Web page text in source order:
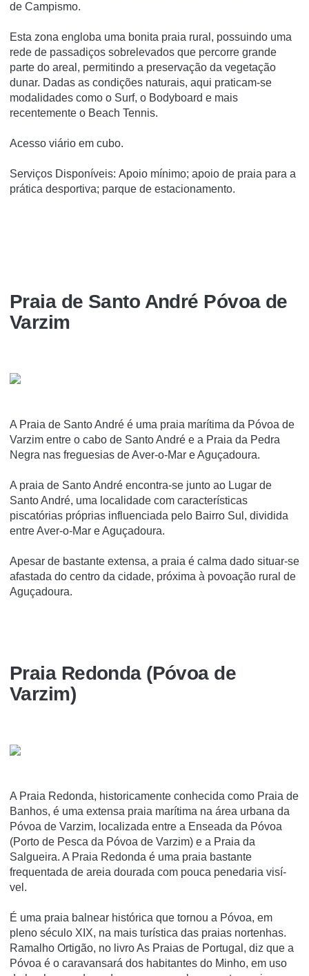
de Campismo.
Esta zona engloba uma bonita praia rural, possuindo uma
rede de passadiços sobrelevados que percorre grande
parte do areal, permitindo a preservação da vegetação
dunar. Dadas as condições naturais, aqui praticam-se
modalidades como o Surf, o Bodyboard e mais
recentemente o Beach Tennis.
Acesso viário em cubo.
Serviços Disponíveis: Apoio mínimo; apoio de praia para a
prática desportiva; parque de estacionamento.
Praia de Santo André Póvoa de
Varzim
A Praia de Santo André é uma praia marí­tima da Póvoa de
Varzim entre o cabo de Santo André e a Praia da Pedra
Negra nas freguesias de Aver-o-Mar e Aguçadoura.
A praia de Santo André encontra-se junto ao Lugar de
Santo André, uma localidade com caracterí­sticas
piscatórias próprias influenciada pelo Bairro Sul, dividida
entre Aver-o-Mar e Aguçadoura.
Apesar de bastante extensa, a praia é calma dado situar-se
afastada do centro da cidade, próxima à povoação rural de
Aguçadoura.
Praia Redonda (Póvoa de
Varzim)
A Praia Redonda, historicamente conhecida como Praia de
Banhos, é uma extensa praia marí­tima na área urbana da
Póvoa de Varzim, localizada entre a Enseada da Póvoa
(Porto de Pesca da Póvoa de Varzim) e a Praia da
Salgueira. A Praia Redonda é uma praia bastante
frequentada de areia dourada com pouca penedaria visí­
vel.
É uma praia balnear histórica que tornou a Póvoa, em
pleno século XIX, na mais turí­stica das praias nortenhas.
Ramalho Ortigão, no livro As Praias de Portugal, diz que a
Póvoa é o caravansará dos habitantes do Minho, em uso